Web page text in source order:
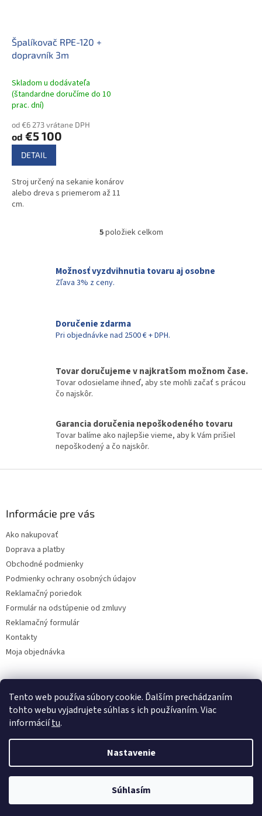
Tento web používa súbory cookie. Ďalším prechádzaním
tohto webu vyjadrujete súhlas s ich používaním. Viac
informáciítu.
Nastavenie
Súhlasím
Špalíkovač RPE-120 +
dopravník 3m
Skladom u dodávateľa
(štandardne doručíme do 10
prac. dní)
od €6 273 vrátane DPH
od €5 100
DETAIL
Stroj určený na sekanie konárov
alebo dreva s priemerom až 11
cm.
O
á
e
p
k
y
i
s
u
5položiek celkom
Možnosť vyzdvihnutia tovaru aj osobne
Zľava 3% z ceny.
Doručenie zdarma
Pri objednávke nad 2500 € + DPH.
Tovar doručujeme v najkratšom možnom čase.
Tovar odosielame ihneď, aby ste mohli začať s prácou
čo najskôr.
Garancia doručenia nepoškodeného tovaru
Tovar balíme ako najlepšie vieme, aby k Vám prišiel
nepoškodený a čo najskôr.
Informácie pre vás
Ako nakupovať
Doprava a platby
Obchodné podmienky
Podmienky ochrany osobných údajov
Reklamačný poriedok
Formulár na odstúpenie od zmluvy
Reklamačný formulár
Kontakty
Moja objednávka
Reklamácie
Vytvoril Shoptet
www.solatechagro.sk